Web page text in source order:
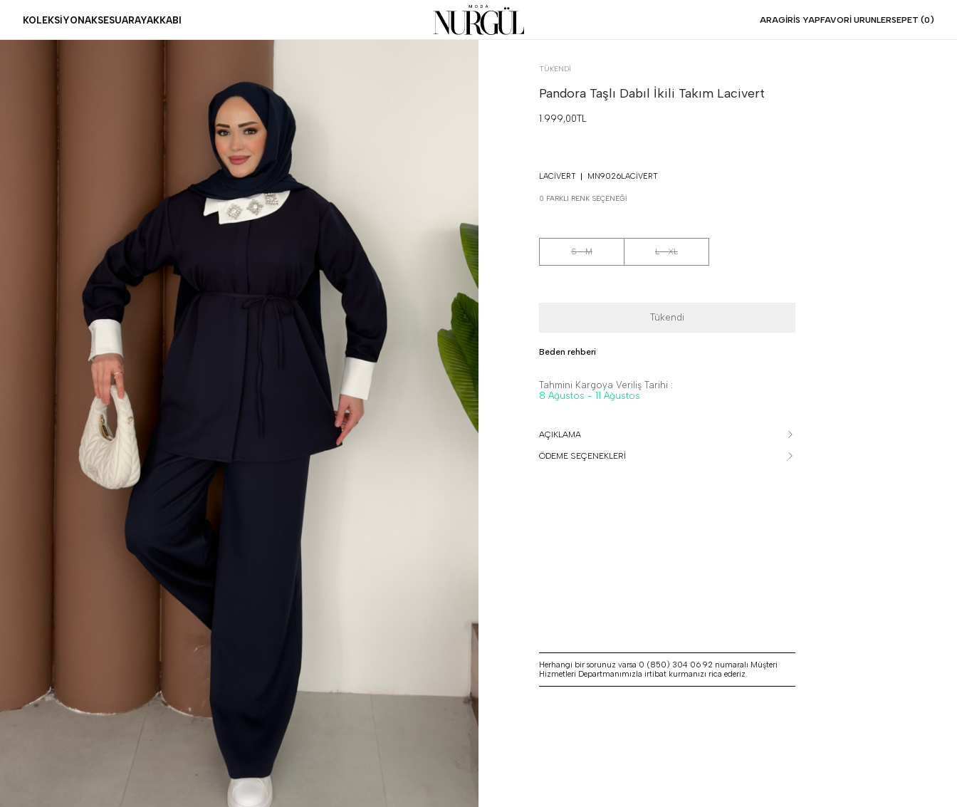
KOLEKSİYONAKSESUARAYAKKABI ARAGIRIS YAPFAVORI URUNLERSEPET (0 )
TÜKENDI
Pandora Taşlı Dabıl İkili Takım Lacivert
1.999,00TL
LACIVERT MN9026LACIVERT
0 FARKLI RENK SEÇENEĞI
S - M L - XL
Tükendi
Beden rehberi
Tahmini Kargoya Veriliş Tarihi :
8 Ağustos - 11 Ağustos
AÇIKLAMA
ÖDEME SEÇENEKLERİ
Herhangi bir sorunuz varsa 0 (850) 304 06 92 numaralı Müşteri
Hizmetleri Departmanımızla irtibat kurmanızı rica ederiz.